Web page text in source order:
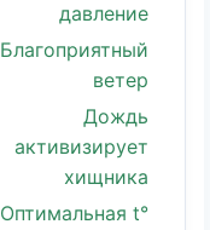
давление
Благоприятный
ветер
Дождь
активизирует
хищника
Оптимальная t°